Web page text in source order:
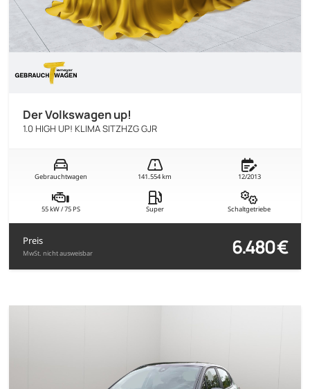
Der Volkswagen up!
1.0 HIGH UP! KLIMA SITZHZG GJR
Gebrauchtwagen 141.554 km 12/2013
55 kW / 75 PS Super Schaltgetriebe
Preis
MwSt. nicht ausweisbar 6.480 €